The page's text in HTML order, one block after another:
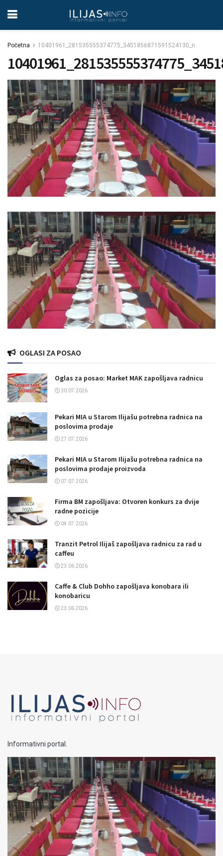
Početna 10401961_281535555374775_3451856871591524130_n
OGLASI ZA POSAO
Oglas za posao: Market MAK zapošljava radnicu
30.07.2026.
Pekari MIA u Starom Ilijašu potrebna radnica na
poslovima prodaje
27.07.2026.
Pekari MIA u Starom Ilijašu potrebna radnica na
poslovima prodaje proizvoda
07.07.2026.
Firma BM zapošljava: Otvoren konkurs za dvije
radne pozicije
04.07.2026.
Tranzit Petrol Ilijaš zapošljava radnicu za rad u
caffeu
23.06.2026.
Caffe & Club Dohho zapošljava konobara ili
konobaricu
23.06.2026.
Informativni portal.